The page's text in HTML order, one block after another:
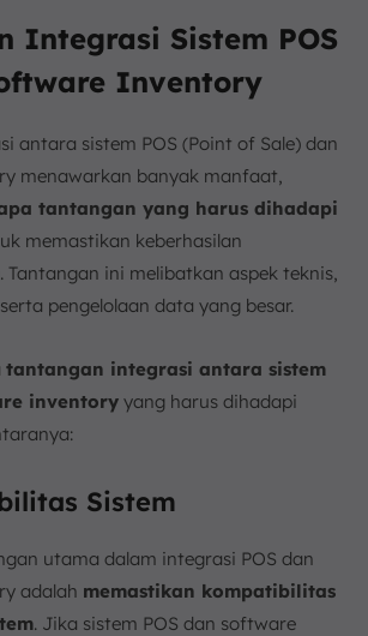
Integrasi Sistem POS
Inventory
antara sistem POS (Point of Sale) dan
menawarkan banyak manfaat,
tantangan yang harus dihadapi
memastikan keberhasilan
Tantangan ini melibatkan aspek teknis,
pengelolaan data yang besar.
tantangan integrasi antara sistem
inventory yang harus dihadapi
Sistem
utama dalam integrasi POS dan
adalah memastikan kompatibilitas
. Jika sistem POS dan software